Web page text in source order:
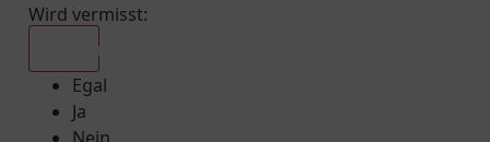
Wird vermisst:
Egal
Ja